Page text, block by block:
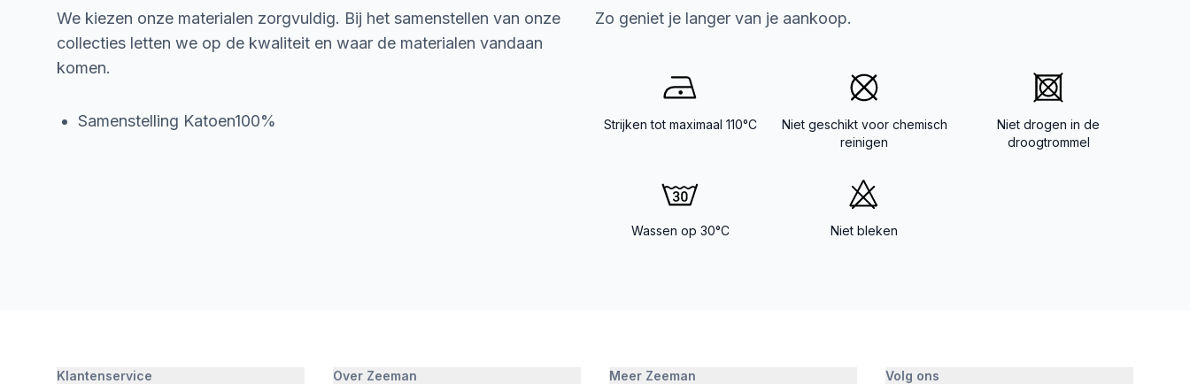
We kiezen onze materialen zorgvuldig. Bij het samenstellen van onze
collecties letten we op de kwaliteit en waar de materialen vandaan
komen.
Samenstelling Katoen100%
Zo geniet je langer van je aankoop.
Strijken tot maximaal 110°C
Niet geschikt voor chemisch
reinigen
Niet drogen in de
droogtrommel
Wassen op 30°C Niet bleken
Klantenservice Over Zeeman Meer Zeeman Volg ons